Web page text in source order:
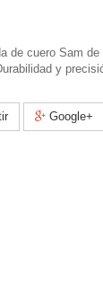
de cuero Sam
y
Google+